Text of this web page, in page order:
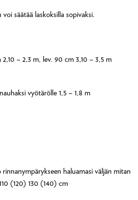
säätää laskoksilla sopivaksi.
2,10 – 2,3 m, lev. 90 cm 3,10 – 3,5 m
vyötärölle 1,5 – 1,8 m
rinnanympärykseen haluamasi väljän mitan
(120) 130 (140) cm